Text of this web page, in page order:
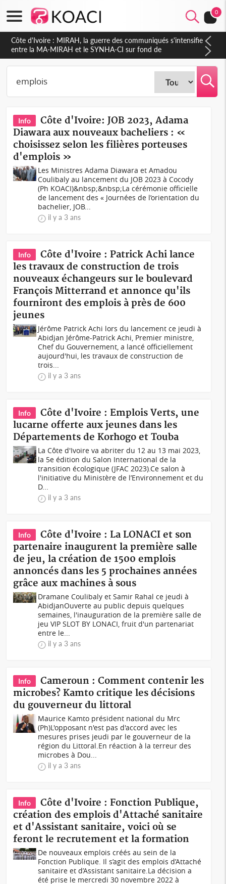
0
Côte d'Ivoire : Indépendance 2026, Thiam plaide pour un
environnement démocratique plus apaisé
Info
Côte d'Ivoire: JOB 2023, Adama
Diawara aux nouveaux bacheliers : «
choisissez selon les filières porteuses
d'emplois »
Les Ministres Adama Diawara et Amadou
Coulibaly au lancement du JOB 2023 à Cocody
(Ph KOACI)&nbsp;&nbsp;La cérémonie officielle
de lancement des « Journées de l’orientation du
bachelier, JOB...
il y a 3 ans
Info
Côte d'Ivoire : Patrick Achi lance
les travaux de construction de trois
nouveaux échangeurs sur le boulevard
François Mitterrand et annonce qu'ils
fourniront des emplois à près de 600
jeunes
Jérôme Patrick Achi lors du lancement ce jeudi à
Abidjan Jérôme-Patrick Achi, Premier ministre,
Chef du Gouvernement, a lancé officiellement
aujourd'hui, les travaux de construction de
trois...
il y a 3 ans
Info
Côte d'Ivoire : Emplois Verts, une
lucarne offerte aux jeunes dans les
Départements de Korhogo et Touba
La Côte d'Ivoire va abriter du 12 au 13 mai 2023,
la 5e édition du Salon International de la
transition écologique (JFAC 2023).Ce salon à
l'initiative du Ministère de l’Environnement et du
D...
il y a 3 ans
Info
Côte d'Ivoire : La LONACI et son
partenaire inaugurent la première salle
de jeu, la création de 1500 emplois
annoncés dans les 5 prochaines années
grâce aux machines à sous
Dramane Coulibaly et Samir Rahal ce jeudi à
AbidjanOuverte au public depuis quelques
semaines, l'inauguration de la première salle de
jeu VIP SLOT BY LONACI, fruit d'un partenariat
entre le...
il y a 3 ans
Info
Cameroun : Comment contenir les
microbes? Kamto critique les décisions
du gouverneur du littoral
Maurice Kamto président national du Mrc
(Ph)L'opposant n'est pas d'accord avec les
mesures prises jeudi par le gouverneur de la
région du Littoral.En réaction à la terreur des
microbes à Dou...
il y a 3 ans
Info
Côte d'Ivoire : Fonction Publique,
création des emplois d'Attaché sanitaire
et d'Assistant sanitaire, voici où se
feront le recrutement et la formation
De nouveaux emplois créés au sein de la
Fonction Publique. Il s’agit des emplois d’Attaché
sanitaire et d’Assistant sanitaire.La décision a
été prise le mercredi 30 novembre 2022 à